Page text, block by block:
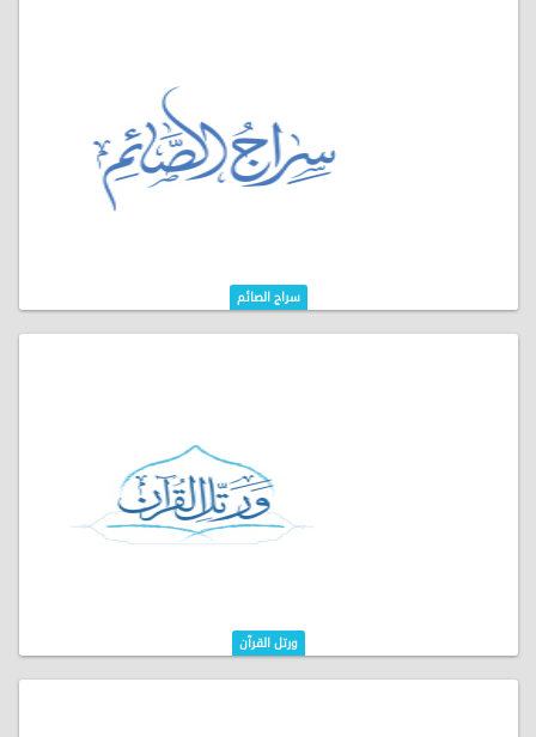
سراج الصائم
ورتل القرآن